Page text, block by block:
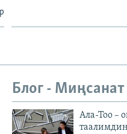
Блог - Миңсанат
Ала-Тоо –